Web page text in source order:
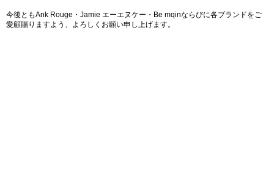
今後ともAnk Rouge・Jamie エーエヌケー・Be mqinならびに各ブランドをご
愛顧賜りますよう、よろしくお願い申し上げます。